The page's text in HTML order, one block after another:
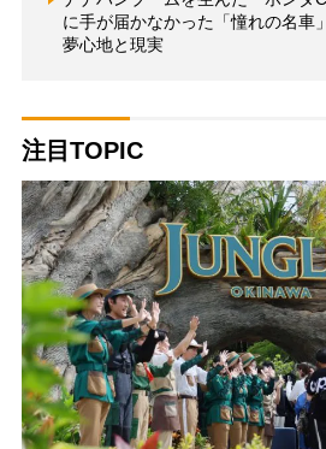
に手が届かなかった「憧れの名車
夢心地と現実
注目TOPIC